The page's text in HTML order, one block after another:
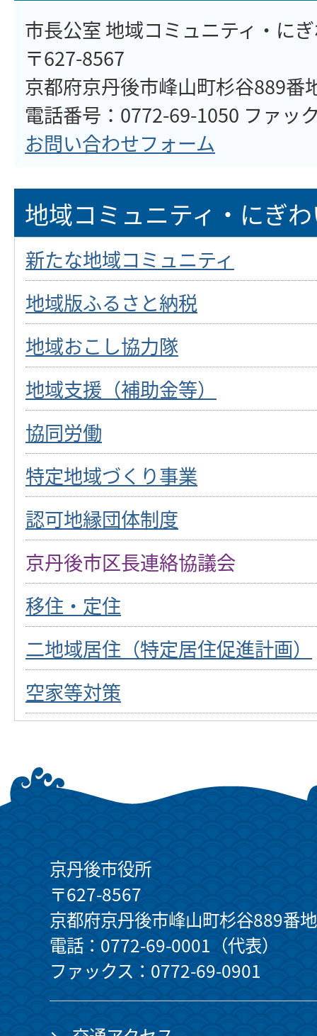
市長公室 地域コミュニティ・に
〒627-8567
京都府京丹後市峰山町杉谷889番
電話番号：0772-69-1050 ファッ
お問い合わせフォーム
地域コミュニティ・にぎ
新たな地域コミュニティ
地域版ふるさと納税
地域おこし協力隊
地域支援（補助金等）
協同労働
特定地域づくり事業
認可地縁団体制度
京丹後市区長連絡協議会
移住・定住
二地域居住（特定居住促進計画）
空家等対策
京丹後市役所
〒627-8567
京都府京丹後市峰山町杉谷889番地
電話：0772-69-0001（代表）
ファックス：0772-69-0901